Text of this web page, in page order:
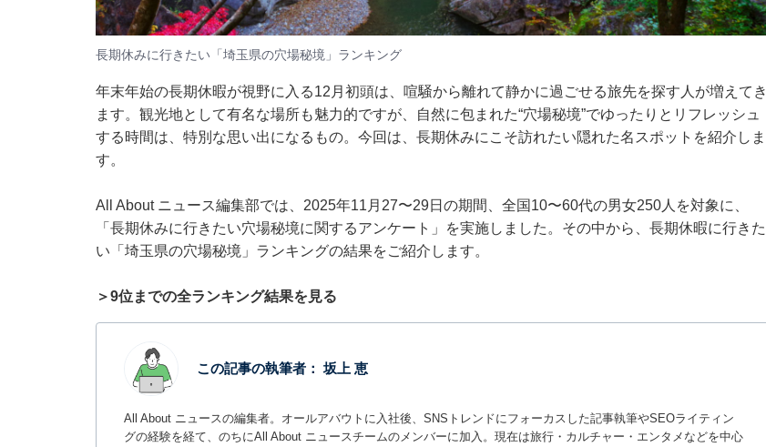
長期休みに行きたい「埼玉県の穴場秘境」ランキング
年末年始の長期休暇が視野に入る12月初頭は、喧騒から離れて静かに過ごせる旅先を探す人が増えてき
ます。観光地として有名な場所も魅力的ですが、自然に包まれた“穴場秘境”でゆったりとリフレッシュ
する時間は、特別な思い出になるもの。今回は、長期休みにこそ訪れたい隠れた名スポットを紹介しま
す。
All About ニュース編集部では、2025年11月27〜29日の期間、全国10〜60代の男女250人を対象に、
「長期休みに行きたい穴場秘境に関するアンケート」を実施しました。その中から、長期休暇に行きた
い「埼玉県の穴場秘境」ランキングの結果をご紹介します。
＞9位までの全ランキング結果を見る
この記事の執筆者： 坂上 恵
All About ニュースの編集者。オールアバウトに入社後、SNSトレンドにフォーカスした記事執筆やSEOライティン
グの経験を経て、のちにAll About ニュースチームのメンバーに加入。現在は旅行・カルチャー・エンタメなどを中心